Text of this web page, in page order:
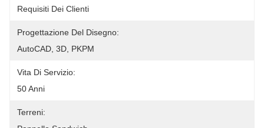
Requisiti Dei Clienti
Progettazione Del Disegno:
AutoCAD, 3D, PKPM
Vita Di Servizio:
50 Anni
Terreni: